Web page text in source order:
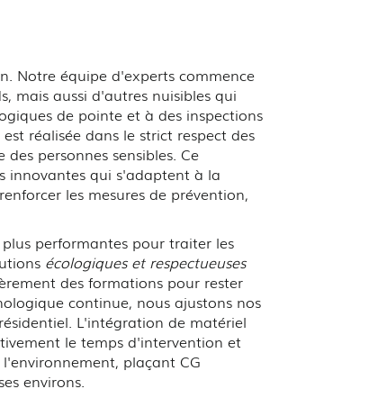
Notre équipe d'experts commence
mais aussi d'autres nuisibles qui
de pointe et à des inspections
réalisée dans le strict respect des
personnes sensibles. Ce
innovantes qui s'adaptent à la
les mesures de prévention,
performantes pour traiter les
écologiques et respectueuses
des formations pour rester
continue, nous ajustons nos
L'intégration de matériel
le temps d'intervention et
plaçant CG
environs.